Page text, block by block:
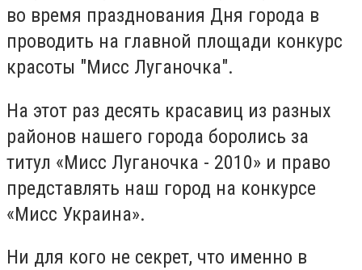
во время празднования Дня города в
проводить на главной площади конкурс
красоты "Мисс Луганочка".
На этот раз десять красавиц из разных
районов нашего города боролись за
титул «Мисс Луганочка - 2010» и право
представлять наш город на конкурсе
«Мисс Украина».
Ни для кого не секрет, что именно в